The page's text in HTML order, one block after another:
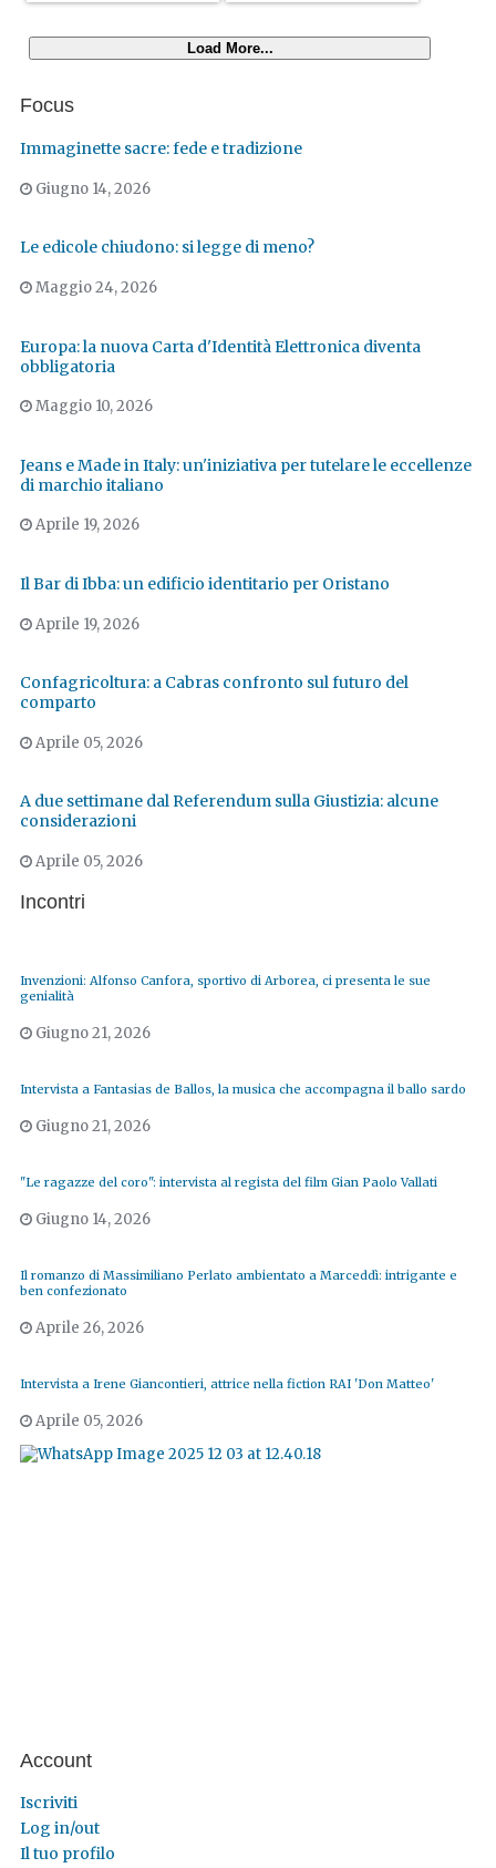
Load More...
Focus
Immaginette sacre: fede e tradizione
Giugno 14, 2026
Le edicole chiudono: si legge di meno?
Maggio 24, 2026
Europa: la nuova Carta d'Identità Elettronica diventa
obbligatoria
Maggio 10, 2026
Jeans e Made in Italy: un'iniziativa per tutelare le eccellenze
di marchio italiano
Aprile 19, 2026
Il Bar di Ibba: un edificio identitario per Oristano
Aprile 19, 2026
Confagricoltura: a Cabras confronto sul futuro del
comparto
Aprile 05, 2026
A due settimane dal Referendum sulla Giustizia: alcune
considerazioni
Aprile 05, 2026
Incontri
Invenzioni: Alfonso Canfora, sportivo di Arborea, ci presenta le sue
genialità
Giugno 21, 2026
Intervista a Fantasias de Ballos, la musica che accompagna il ballo sardo
Giugno 21, 2026
"Le ragazze del coro": intervista al regista del film Gian Paolo Vallati
Giugno 14, 2026
Il romanzo di Massimiliano Perlato ambientato a Marceddì: intrigante e
ben confezionato
Aprile 26, 2026
Intervista a Irene Giancontieri, attrice nella fiction RAI 'Don Matteo'
Aprile 05, 2026
Account
Iscriviti
Log in/out
Il tuo profilo